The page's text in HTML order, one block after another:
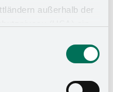
außerhalb der
zugreifen,
Ihrer Einstellung